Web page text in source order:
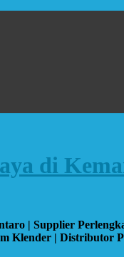
di
| Supplier
Klender | Distributor